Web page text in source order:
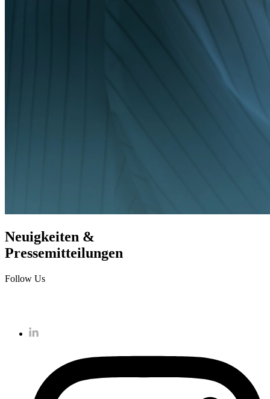
Neuigkeiten &
Pressemitteilungen
Follow Us